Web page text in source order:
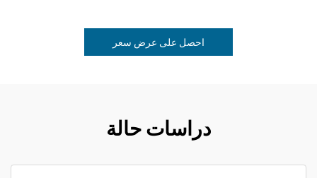
احصل على عرض سعر
دراسات حالة